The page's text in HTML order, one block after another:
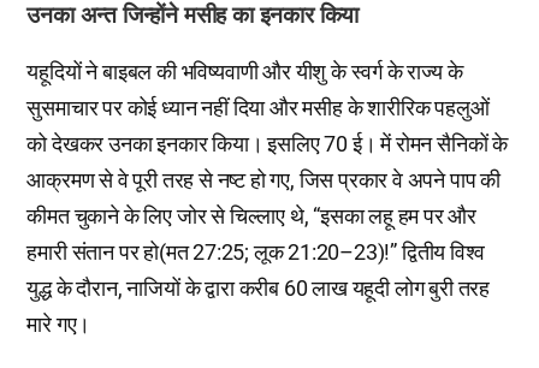
उनका अन्त जिन्होंने मसीह का इनकार किया
यहूदियों ने बाइबल की भविष्यवाणी और यीशु के स्वर्ग के राज्य के
सुसमाचार पर कोई ध्यान नहीं दिया और मसीह के शारीरिक पहलुओं
को देखकर उनका इनकार किया। इसलिए 70 ई। में रोमन सैनिकों के
आक्रमण से वे पूरी तरह से नष्ट हो गए, जिस प्रकार वे अपने पाप की
कीमत चुकाने के लिए जोर से चिल्लाए थे, “इसका लहू हम पर और
हमारी संतान पर हो(मत 27:25; लूक 21:20–23)!” द्वितीय विश्व
युद्ध के दौरान, नाजियों के द्वारा करीब 60 लाख यहूदी लोग बुरी तरह
मारे गए।